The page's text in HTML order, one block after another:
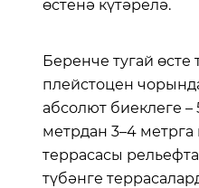
өстенә күтәрелә.
Беренче тугай өсте
плейстоцен
абсолют биеклеге –
метрдан 3–4 метрга
террасасы
түбәнге